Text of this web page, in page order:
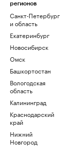
регионов
Санкт-Петербург
и область
Екатеринбург
Новосибирск
Омск
Башкортостан
Вологодская
область
Калининград
Краснодарский
край
Нижний
Новгород